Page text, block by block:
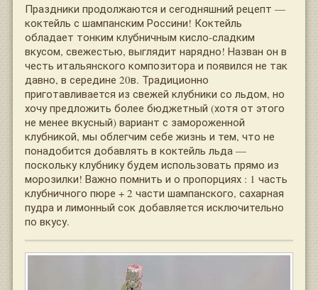
Праздники продолжаются и сегодняшний рецепт —
коктейль с шампанским Россини! Коктейль
обладает тонким клубничным кисло-сладким
вкусом, свежестью, выглядит нарядно! Назван он в
честь итальянского композитора и появился не так
давно, в середине 20в. Традиционно
приготавливается из свежей клубники со льдом, но
хочу предложить более бюджетный (хотя от этого
не менее вкусный) вариант с замороженной
клубникой, мы облегчим себе жизнь и тем, что не
понадобится добавлять в коктейль льда —
поскольку клубнику будем использовать прямо из
морозилки! Важно помнить и о пропорциях : 1 часть
клубничного пюре + 2 части шампанского, сахарная
пудра и лимонный сок добавляется исключительно
по вкусу.